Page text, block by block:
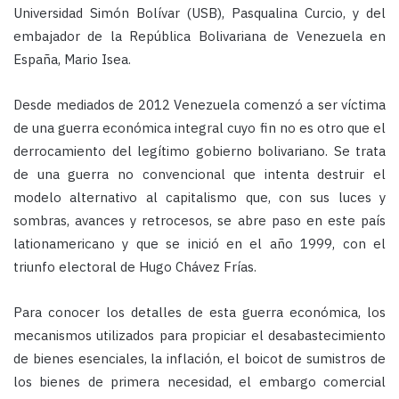
Universidad Simón Bolívar (USB), Pasqualina Curcio, y del
embajador de la República Bolivariana de Venezuela en
España, Mario Isea.
Desde mediados de 2012 Venezuela comenzó a ser víctima
de una guerra económica integral cuyo fin no es otro que el
derrocamiento del legítimo gobierno bolivariano. Se trata
de una guerra no convencional que intenta destruir el
modelo alternativo al capitalismo que, con sus luces y
sombras, avances y retrocesos, se abre paso en este país
lationamericano y que se inició en el año 1999, con el
triunfo electoral de Hugo Chávez Frías.
Para conocer los detalles de esta guerra económica, los
mecanismos utilizados para propiciar el desabastecimiento
de bienes esenciales, la inflación, el boicot de sumistros de
los bienes de primera necesidad, el embargo comercial